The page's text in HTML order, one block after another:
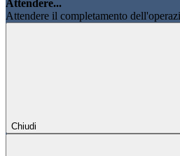
Attendere...
Attendere il completamento
Chiudi